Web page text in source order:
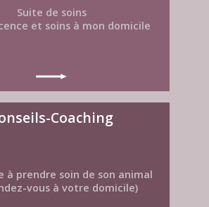
Suite de soins
et soins à mon domicile
Coaching
à prendre soin de son animal
vous à votre domicile)